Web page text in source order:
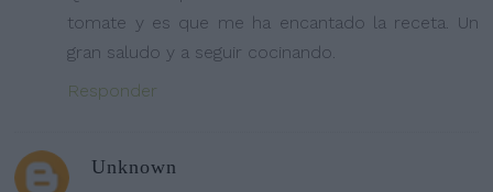
tomate y es que me ha encantado la receta. Un
gran saludo y a seguir cocinando.
Responder
Unknown